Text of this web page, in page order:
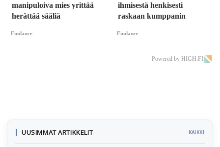
manipuloiva mies yrittää
herättää sääliä
Findance
ihmisestä henkisesti
raskaan kumppanin
Findance
Powered by HIGH.FI
UUSIMMAT ARTIKKELIT KAIKKI